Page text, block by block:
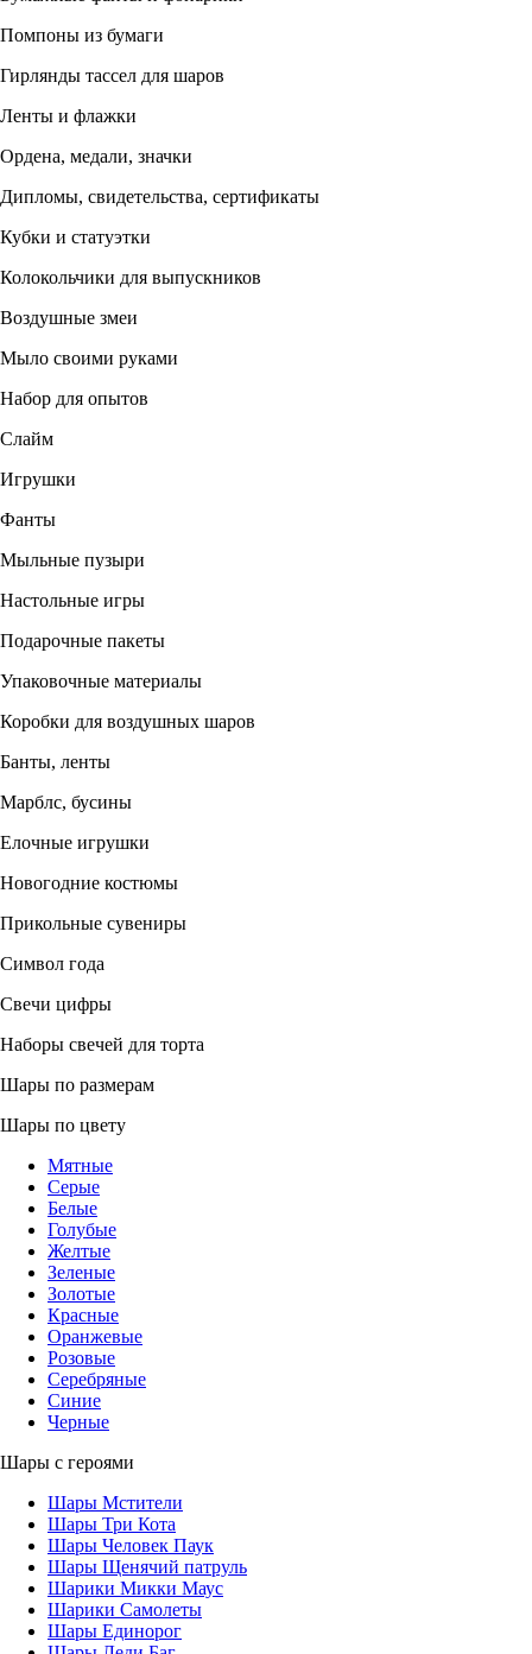
Помпоны из бумаги
Гирлянды тассел для шаров
Ленты и флажки
Ордена, медали, значки
Дипломы, свидетельства, сертификаты
Кубки и статуэтки
Колокольчики для выпускников
Воздушные змеи
Мыло своими руками
Набор для опытов
Слайм
Игрушки
Фанты
Мыльные пузыри
Настольные игры
Подарочные пакеты
Упаковочные материалы
Коробки для воздушных шаров
Банты, ленты
Марблс, бусины
Елочные игрушки
Новогодние костюмы
Прикольные сувениры
Символ года
Свечи цифры
Наборы свечей для торта
Шары по размерам
Шары по цвету
Мятные
Серые
Белые
Голубые
Желтые
Зеленые
Золотые
Красные
Оранжевые
Розовые
Серебряные
Синие
Черные
Шары с героями
Шары Мстители
Шары Три Кота
Шары Человек Паук
Шары Щенячий патруль
Шарики Микки Маус
Шарики Самолеты
Шары Единорог